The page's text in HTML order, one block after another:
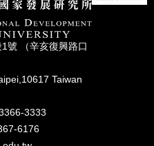
號 （辛亥復興路⼝
Taiwan
3333
6176